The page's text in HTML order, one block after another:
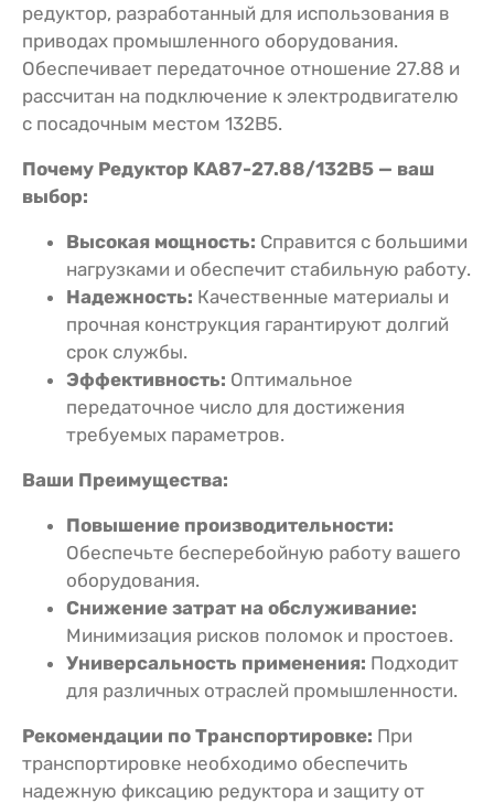
редуктор, разработанный для использования в
приводах промышленного оборудования.
Обеспечивает передаточное отношение 27.88 и
рассчитан на подключение к электродвигателю
с посадочным местом 132В5.
Почему Редуктор KA87-27.88/132В5 — ваш
выбор:
Высокая мощность: Справится с большими
нагрузками и обеспечит стабильную работу.
Надежность: Качественные материалы и
прочная конструкция гарантируют долгий
срок службы.
Эффективность: Оптимальное
передаточное число для достижения
требуемых параметров.
Ваши Преимущества:
Повышение производительности:
Обеспечьте бесперебойную работу вашего
оборудования.
Снижение затрат на обслуживание:
Минимизация рисков поломок и простоев.
Универсальность применения: Подходит
для различных отраслей промышленности.
Рекомендации по Транспортировке: При
транспортировке необходимо обеспечить
надежную фиксацию редуктора и защиту от